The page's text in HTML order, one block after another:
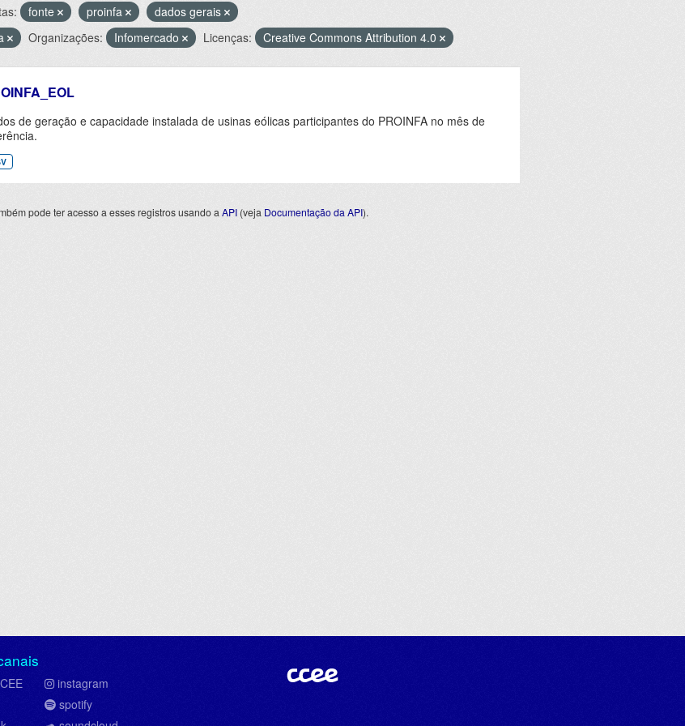
fonte proinfa
dados gerais
Organizações: Infomercado Licenças: Creative Commons Attribution 4.0
de geração e capacidade instalada de usinas eólicas participantes do PROINFA no mês de
pode ter acesso a esses registros usando a API (veja Documentação da API).
instagram
spotify